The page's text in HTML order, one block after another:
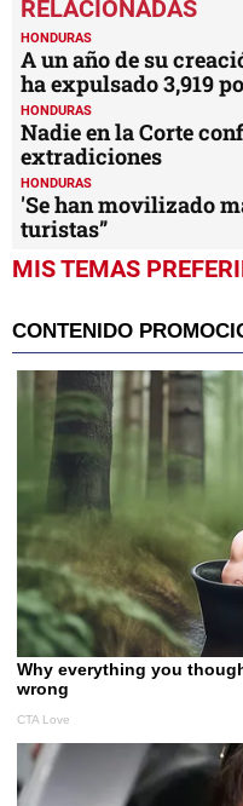
of
2
minutes,
23
seconds
HONDURAS
A un año de su
ha expulsado 3,919
HONDURAS
Nadie en la Corte
extradiciones
HONDURAS
'Se han movilizado
turistas”
MIS TEMAS